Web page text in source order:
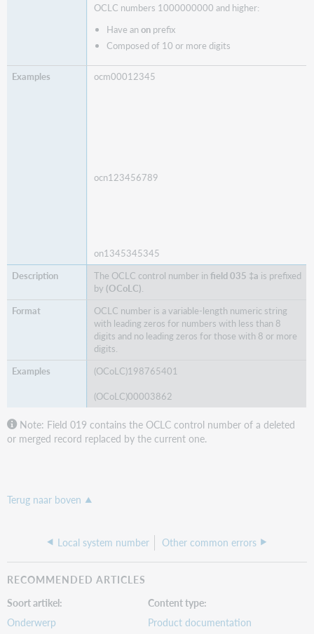
OCLC numbers 1000000000 and higher:
Have anonprefix
Composed of 10 or more digits
ocm00012345
ocn123456789
on1345345345
The OCLC control number in field 035 ‡a is prefixed
by (OCoLC).
OCLC number is a variable-length numeric string
with leading zeros for numbers with less than 8
digits and no leading zeros for those with 8 or more
digits.
(OCoLC)198765401
(OCoLC)00003862
Note: Field 019 contains the OCLC control number of a deleted
or merged record replaced by the current one.
Terug naar boven
Local system number Other common errors
RECOMMENDED ARTICLES
Soort artikel
Onderwerp
Content type
Product documentation